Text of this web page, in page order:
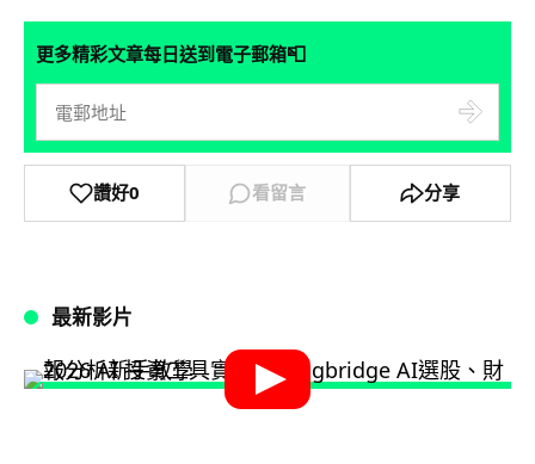
更多精彩文章每日送到電子郵箱📮
讚好0 看留言 分享
最新影片